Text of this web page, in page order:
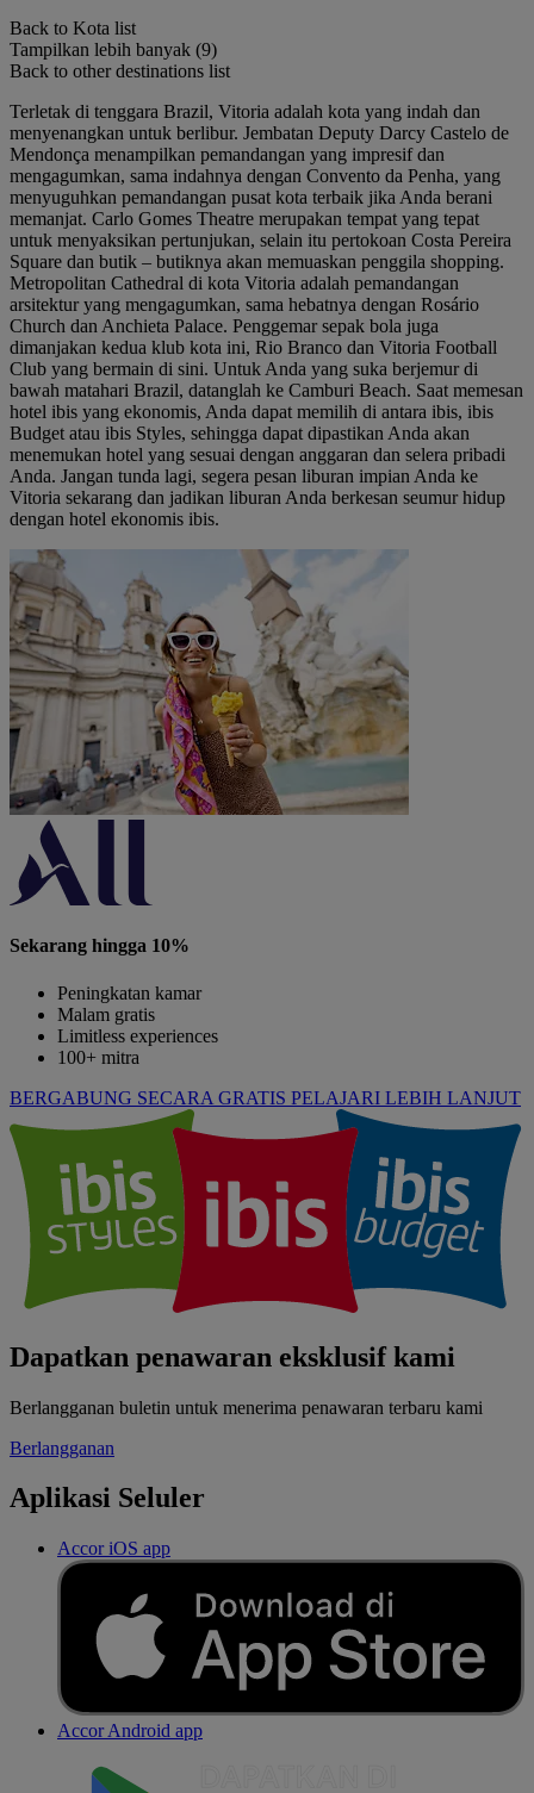
Back to Kota list
Tampilkan lebih banyak (9)
Back to other destinations list
Terletak di tenggara Brazil, Vitoria adalah kota yang indah dan
menyenangkan untuk berlibur. Jembatan Deputy Darcy Castelo de
Mendonça menampilkan pemandangan yang impresif dan
mengagumkan, sama indahnya dengan Convento da Penha, yang
menyuguhkan pemandangan pusat kota terbaik jika Anda berani
memanjat. Carlo Gomes Theatre merupakan tempat yang tepat
untuk menyaksikan pertunjukan, selain itu pertokoan Costa Pereira
Square dan butik – butiknya akan memuaskan penggila shopping.
Metropolitan Cathedral di kota Vitoria adalah pemandangan
arsitektur yang mengagumkan, sama hebatnya dengan Rosário
Church dan Anchieta Palace. Penggemar sepak bola juga
dimanjakan kedua klub kota ini, Rio Branco dan Vitoria Football
Club yang bermain di sini. Untuk Anda yang suka berjemur di
bawah matahari Brazil, datanglah ke Camburi Beach. Saat memesan
hotel ibis yang ekonomis, Anda dapat memilih di antara ibis, ibis
Budget atau ibis Styles, sehingga dapat dipastikan Anda akan
menemukan hotel yang sesuai dengan anggaran dan selera pribadi
Anda. Jangan tunda lagi, segera pesan liburan impian Anda ke
Vitoria sekarang dan jadikan liburan Anda berkesan seumur hidup
dengan hotel ekonomis ibis.
Sekarang hingga 10%
Peningkatan kamar
Malam gratis
Limitless experiences
100+ mitra
BERGABUNG SECARA GRATIS PELAJARI LEBIH LANJUT
Dapatkan penawaran eksklusif kami
Berlangganan buletin untuk menerima penawaran terbaru kami
Berlangganan
Aplikasi Seluler
Accor iOS app
Accor Android app